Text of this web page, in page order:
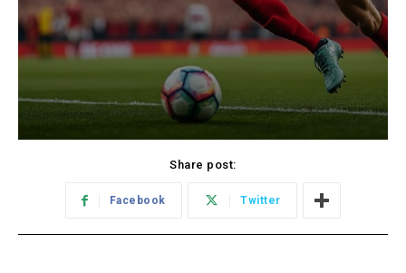
Share post:
Facebook Twitter